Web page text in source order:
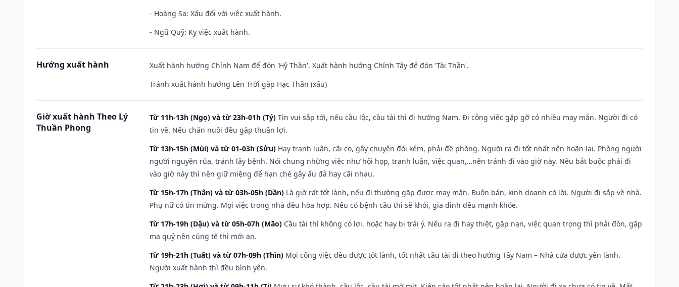
- Hoàng Sa: Xấu đối với việc xuất hành.
- Ngũ Quỹ: Kỵ việc xuất hành.
Hướng xuất hành
Xuất hành hướng Chính Nam để đón 'Hỷ Thần'. Xuất hành hướng Chính Tây để đón 'Tài Thần'.
Tránh xuất hành hướng Lên Trời gặp Hạc Thần (xấu)
Giờ xuất hành Theo Lý
Thuần Phong
Từ 11h-13h (Ngọ) và từ 23h-01h (Tý) Tin vui sắp tới, nếu cầu lộc, cầu tài thì đi hướng Nam. Đi công việc gặp gỡ có nhiều may mắn. Người đi có
tin về. Nếu chăn nuôi đều gặp thuận lợi.
Từ 13h-15h (Mùi) và từ 01-03h (Sửu) Hay tranh luận, cãi cọ, gây chuyện đói kém, phải đề phòng. Người ra đi tốt nhất nên hoãn lại. Phòng người
người nguyền rủa, tránh lây bệnh. Nói chung những việc như hội họp, tranh luận, việc quan,…nên tránh đi vào giờ này. Nếu bắt buộc phải đi
vào giờ này thì nên giữ miệng để hạn ché gây ẩu đả hay cãi nhau.
Từ 15h-17h (Thân) và từ 03h-05h (Dần) Là giờ rất tốt lành, nếu đi thường gặp được may mắn. Buôn bán, kinh doanh có lời. Người đi sắp về nhà.
Phụ nữ có tin mừng. Mọi việc trong nhà đều hòa hợp. Nếu có bệnh cầu thì sẽ khỏi, gia đình đều mạnh khỏe.
Từ 17h-19h (Dậu) và từ 05h-07h (Mão) Cầu tài thì không có lợi, hoặc hay bị trái ý. Nếu ra đi hay thiệt, gặp nạn, việc quan trọng thì phải đòn, gặp
ma quỷ nên cúng tế thì mới an.
Từ 19h-21h (Tuất) và từ 07h-09h (Thìn) Mọi công việc đều được tốt lành, tốt nhất cầu tài đi theo hướng Tây Nam – Nhà cửa được yên lành.
Người xuất hành thì đều bình yên.